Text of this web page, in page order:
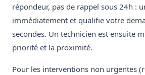
répondeur, pas de rappel sous 24h :
immédiatement et qualifie votre
secondes. Un technicien est ensuite
priorité et la proximité.
Pour les interventions non urgentes